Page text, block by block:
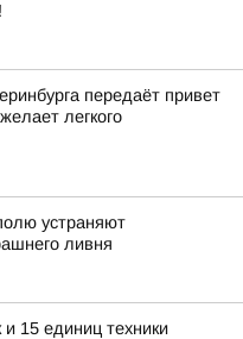
передаёт привет
легкого
устраняют
ливня
15 единиц техники